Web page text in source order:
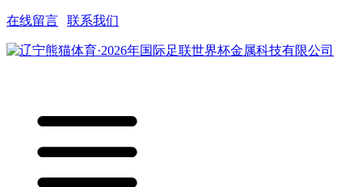
在线留言 联系我们